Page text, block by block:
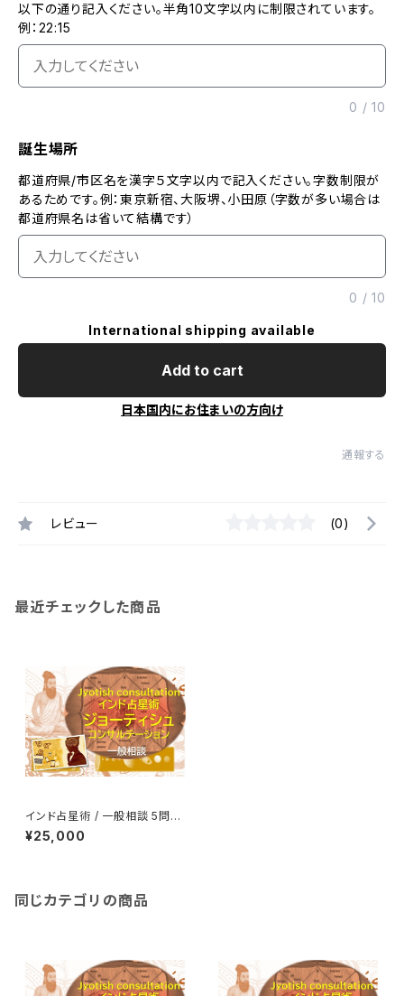
以下の通り記入ください。半角10文字以内に制限されています。
例：22:15
0 /10
誕生場所
都道府県/市区名を漢字５文字以内で記入ください。字数制限が
あるためです。例：東京新宿、大阪堺、小田原（字数が多い場合は
都道府県名は省いて結構です）
0 /10
International shipping available
Add to cart
日本国内にお住まいの方向け
通報する
レビュー (0)
最近チェックした商品
インド占星術 / 一般相談 5問コ
ース
¥25,000
同じカテゴリの商品